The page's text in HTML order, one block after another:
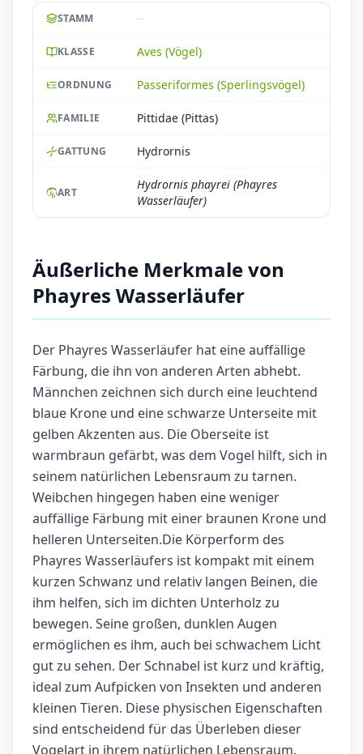
STAMM --
KLASSE Aves (Vögel)
ORDNUNG Passeriformes (Sperlingsvögel)
FAMILIE Pittidae (Pittas)
GATTUNG Hydrornis
ART
Hydrornis phayrei (Phayres
Wasserläufer)
Äußerliche Merkmale von
Phayres Wasserläufer
Der Phayres Wasserläufer hat eine auffällige
Färbung, die ihn von anderen Arten abhebt.
Männchen zeichnen sich durch eine leuchtend
blaue Krone und eine schwarze Unterseite mit
gelben Akzenten aus. Die Oberseite ist
warmbraun gefärbt, was dem Vogel hilft, sich in
seinem natürlichen Lebensraum zu tarnen.
Weibchen hingegen haben eine weniger
auffällige Färbung mit einer braunen Krone und
helleren Unterseiten.Die Körperform des
Phayres Wasserläufers ist kompakt mit einem
kurzen Schwanz und relativ langen Beinen, die
ihm helfen, sich im dichten Unterholz zu
bewegen. Seine großen, dunklen Augen
ermöglichen es ihm, auch bei schwachem Licht
gut zu sehen. Der Schnabel ist kurz und kräftig,
ideal zum Aufpicken von Insekten und anderen
kleinen Tieren. Diese physischen Eigenschaften
sind entscheidend für das Überleben dieser
Vogelart in ihrem natürlichen Lebensraum.